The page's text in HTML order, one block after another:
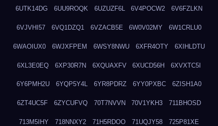
6UTK14DG 6UU9ROQK 6UZUZF6L 6V4POCW2 6V6FZLKN
6VJVHI57 6VQ1DZQ1 6VZACB5E 6W0V02MY 6W1CRLU0
6WAOIUX0 6WJXFPEM 6WSY8NWU 6XFR4OTY 6XIHLDTU
6XL3E0EQ 6XP30R7N 6XQUAXFV 6XUCD56H 6XVXTC5I
6Y6PMH2U 6YQP5Y4L 6YR8PDRZ 6YY0PXBC 6ZISH1A0
6ZT4UC5F 6ZYCUFVQ 70T7NVVN 70V1YKH3 711BHOSD
713M5IHY 718NNXY2 71H5RDOO 71UQJY58 725P81XE